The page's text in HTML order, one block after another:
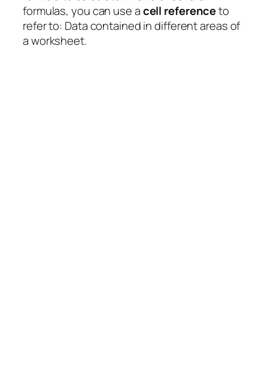
formulas, you can use acell referenceto
refer to: Data contained in different areas of
a worksheet.